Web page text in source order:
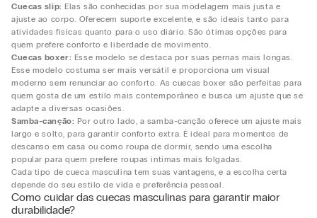
Cuecas slip: Elas são conhecidas por sua modelagem mais justa e
ajuste ao corpo. Oferecem suporte excelente, e são ideais tanto para
atividades físicas quanto para o uso diário. São ótimas opções para
quem prefere conforto e liberdade de movimento.
Cuecas boxer: Esse modelo se destaca por suas pernas mais longas.
Esse modelo costuma ser mais versátil e proporciona um visual
moderno sem renunciar ao conforto. As cuecas boxer são perfeitas para
quem gosta de um estilo mais contemporâneo e busca um ajuste que se
adapte a diversas ocasiões.
Samba-canção: Por outro lado, a samba-canção oferece um ajuste mais
largo e solto, para garantir conforto extra. É ideal para momentos de
descanso em casa ou como roupa de dormir, sendo uma escolha
popular para quem prefere roupas íntimas mais folgadas.
Cada tipo de cueca masculina tem suas vantagens, e a escolha certa
depende do seu estilo de vida e preferência pessoal.
Como cuidar das cuecas masculinas para garantir maior
durabilidade?